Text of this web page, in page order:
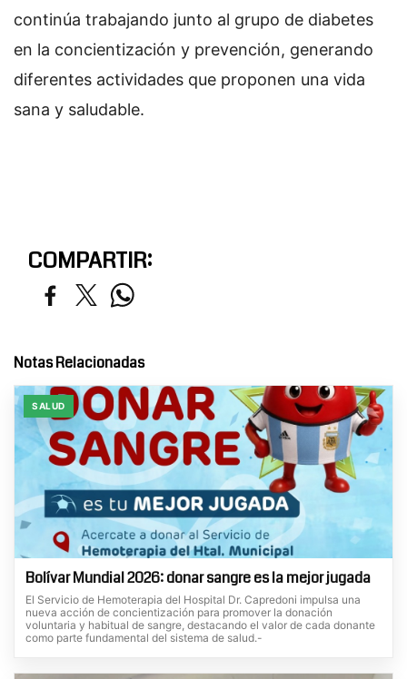
continúa trabajando junto al grupo de diabetes
en la concientización y prevención, generando
diferentes actividades que proponen una vida
sana y saludable.
COMPARTIR:
Notas Relacionadas
SALUD
Bolívar Mundial 2026: donar sangre es la mejor jugada
El Servicio de Hemoterapia del Hospital Dr. Capredoni impulsa una
nueva acción de concientización para promover la donación
voluntaria y habitual de sangre, destacando el valor de cada donante
como parte fundamental del sistema de salud.-